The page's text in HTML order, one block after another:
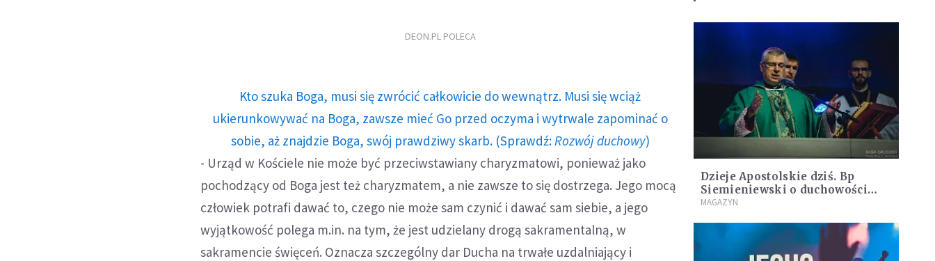
DEON.PL POLECA
Kto szuka Boga, musi się zwrócić całkowicie do wewnątrz. Musi się wciąż
ukierunkowywać na Boga, zawsze mieć Go przed oczyma i wytrwale zapominać o
sobie, aż znajdzie Boga, swój prawdziwy skarb. (Sprawdź: Rozwój duchowy)
- Urząd w Kościele nie może być przeciwstawiany charyzmatowi, ponieważ jako
pochodzący od Boga jest też charyzmatem, a nie zawsze to się dostrzega. Jego mocą
człowiek potrafi dawać to, czego nie może sam czynić i dawać sam siebie, a jego
wyjątkowość polega m.in. na tym, że jest udzielany drogą sakramentalną, w
sakramencie święceń. Oznacza szczególny dar Ducha na trwałe uzdalniający i
Dzieje Apostolskie dziś. Bp
Siemieniewski o duchowości
pentekostalizacji
MAGAZYN